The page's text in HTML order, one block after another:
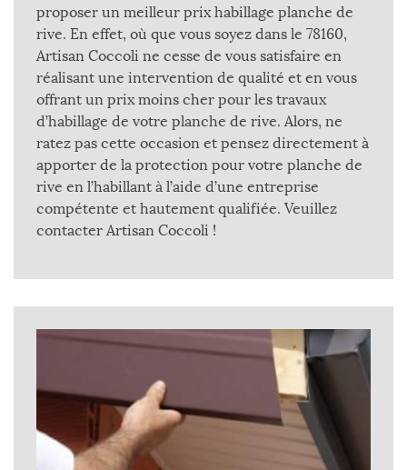
proposer un meilleur prix habillage planche de
rive. En effet, où que vous soyez dans le 78160,
Artisan Coccoli ne cesse de vous satisfaire en
réalisant une intervention de qualité et en vous
offrant un prix moins cher pour les travaux
d’habillage de votre planche de rive. Alors, ne
ratez pas cette occasion et pensez directement à
apporter de la protection pour votre planche de
rive en l’habillant à l’aide d’une entreprise
compétente et hautement qualifiée. Veuillez
contacter Artisan Coccoli !